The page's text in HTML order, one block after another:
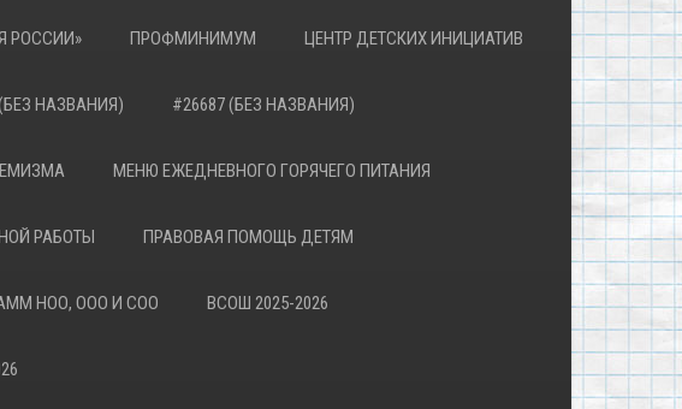
РОССИИ» ПРОФМИНИМУМ ЦЕНТР ДЕТСКИХ ИНИЦИАТИВ
НАЗВАНИЯ) #26687 (БЕЗ НАЗВАНИЯ)
МЕНЮ ЕЖЕДНЕВНОГО ГОРЯЧЕГО ПИТАНИЯ
РАБОТЫ ПРАВОВАЯ ПОМОЩЬ ДЕТЯМ
НОО, ООО И СОО ВСОШ 2025-2026